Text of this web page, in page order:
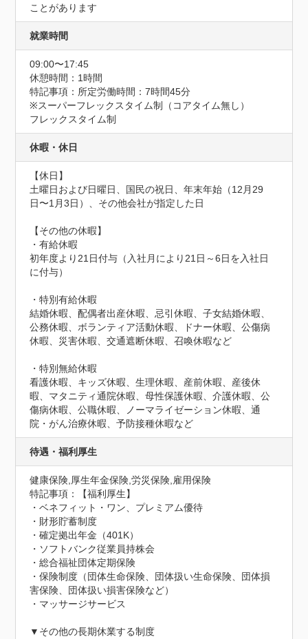
ことがあります
就業時間
09:00〜17:45
休憩時間：1時間
特記事項：所定労働時間：7時間45分
※スーパーフレックスタイム制（コアタイム無し）
フレックスタイム制
休暇・休日
【休日】
土曜日および日曜日、国⺠の祝日、年末年始（12月29
日〜1月3日）、その他会社が指定した日
【その他の休暇】
・有給休暇
初年度より21日付与（入社月により21日～6日を入社日
に付与）
・特別有給休暇
結婚休暇、配偶者出産休暇、忌引休暇、子女結婚休暇、
公務休暇、ボランティア活動休暇、ドナー休暇、公傷病
休暇、災害休暇、交通遮断休暇、召喚休暇など
・特別無給休暇
看護休暇、キッズ休暇、生理休暇、産前休暇、産後休
暇、マタニティ通院休暇、母性保護休暇、介護休暇、公
傷病休暇、公職休暇、ノーマライゼーション休暇、通
院・がん治療休暇、予防接種休暇など
待遇・福利厚生
健康保険,厚生年金保険,労災保険,雇用保険
特記事項：【福利厚生】
・ベネフィット・ワン、プレミアム優待
・財形貯蓄制度
・確定拠出年金（401K）
・ソフトバンク従業員持株会
・総合福祉団体定期保険
・保険制度（団体生命保険、団体扱い生命保険、団体損
害保険、団体扱い損害保険など）
・マッサージサービス
▼その他の長期休業する制度